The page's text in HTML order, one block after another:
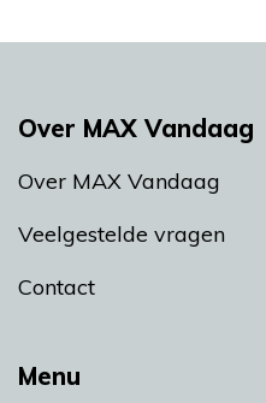
Menu
Over MAX Vandaag
Over MAX Vandaag
Veelgestelde vragen
Contact